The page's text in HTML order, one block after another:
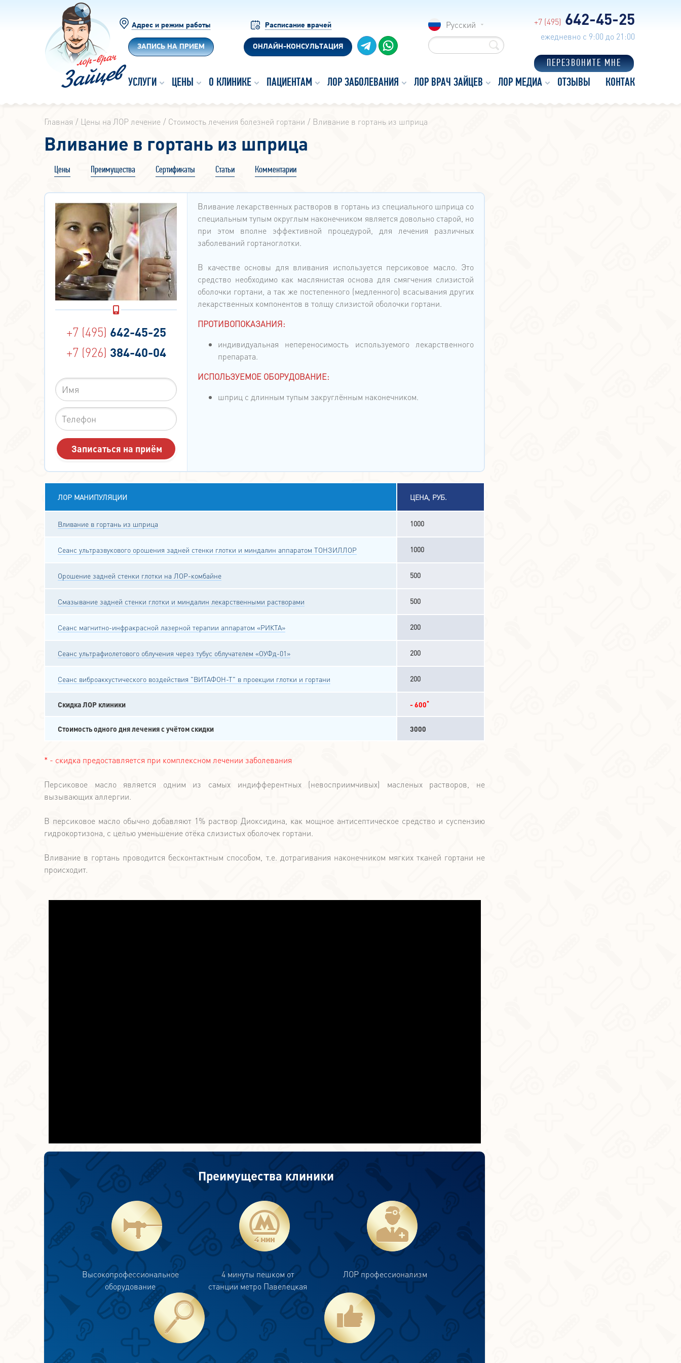
Адрес и режим работы
ЗАПИСЬ НА ПРИЕМ
Расписание врачей
ОНЛАЙН-КОНСУЛЬТАЦИЯ
Русский +7 (495) 642-45-25
ежедневно с 9:00 до 21:00
ПЕРЕЗВОНИТЕ МНЕ
УСЛУГИ ЦЕНЫ О КЛИНИКЕ ПАЦИЕНТАМ ЛОР ЗАБОЛЕВАНИЯ ЛОР ВРАЧ ЗАЙЦЕВ ЛОР МЕДИА ОТЗЫВЫ КОНТАКТЫ
Главная Цены на ЛОР лечение Стоимость лечения болезней гортани Вливание в гортань из шприца
Вливание в гортань из шприца
Цены Преимущества Сертификаты Статьи Комментарии
+7 (495) 642-45-25
+7 (926) 384-40-04
Вливание лекарственных растворов в гортань из специального шприца со
специальным тупым округлым наконечником является довольно старой, но
при этом вполне эффективной процедурой, для лечения различных
заболеваний гортаноглотки.
В качестве основы для вливания используется персиковое масло. Это
средство необходимо как маслянистая основа для смягчения слизистой
оболочки гортани, а так же постепенного (медленного) всасывания других
лекарственных компонентов в толщу слизистой оболочки гортани.
ПРОТИВОПОКАЗАНИЯ:
индивидуальная непереносимость используемого лекарственного
препарата.
ИСПОЛЬЗУЕМОЕ ОБОРУДОВАНИЕ:
шприц с длинным тупым закруглённым наконечником.
ЛОР МАНИПУЛЯЦИИ ЦЕНА, РУБ.
Вливание в гортань из шприца 1000
Сеанс ультразвукового орошения задней стенки глотки и миндалин аппаратом ТОНЗИЛЛОР 1000
Орошение задней стенки глотки на ЛОР-комбайне 500
Смазывание задней стенки глотки и миндалин лекарственными растворами 500
Сеанс магнитно-инфракрасной лазерной терапии аппаратом «РИКТА» 200
Сеанс ультрафиолетового облучения через тубус облучателем «ОУФд-01» 200
Сеанс виброаккустического воздействия "ВИТАФОН-Т" в проекции глотки и гортани 200
Скидка ЛОР клиники - 600*
Стоимость одного дня лечения с учётом скидки 3000
* - скидка предоставляется при комплексном лечении заболевания
Персиковое масло является одним из самых индифферентных (невосприимчивых) масленых растворов, не
вызывающих аллергии.
В персиковое масло обычно добавляют 1% раствор Диоксидина, как мощное антисептическое средство и суспензию
гидрокортизона, с целью уменьшение отёка слизистых оболочек гортани.
Вливание в гортань проводится бесконтактным способом, т.е. дотрагивания наконечником мягких тканей гортани не
происходит.
Преимущества клиники
Высокопрофессиональное
оборудование
4 минуты пешком от
станции метро Павелецкая
ЛОР профессионализм